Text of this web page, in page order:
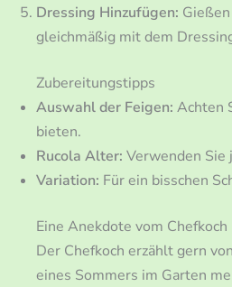
Dressing Hinzufügen:
gleichmäßig mit dem
Zubereitungstipps
Auswahl der Feigen: Achten
bieten.
Rucola Alter: Verwenden Sie
Variation: Für ein bisschen
Eine Anekdote vom Chefkoch
Der Chefkoch erzählt gern
eines Sommers im Garten